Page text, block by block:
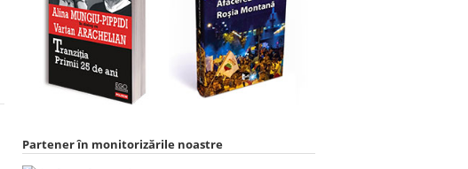
Partener în monitorizările noastre